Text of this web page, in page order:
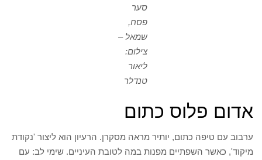
סער
פסח,
שמאל –
צילום:
ליאור
טנדלר
אדום פלוס כתום
ערבוב עם טיפה כתום, יותיר מראה מסקרן. הרעיון הוא ליצור 'נקודת
מיקוד', כאשר השפתיים מפנות במה לטובת העיניים. שימי לב: עם